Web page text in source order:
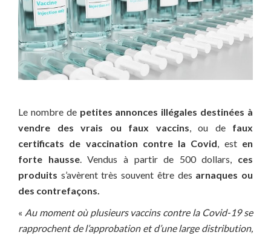
Le nombre de petites annonces illégales destinées à
vendre des vrais ou faux vaccins , ou de faux
certificats de vaccination contre la Covid , est en
forte hausse. Vendus à partir de 500 dollars, ces
produits s’avèrent très souvent être des arnaques ou
des contrefaçons.
« Au moment où plusieurs vaccins contre la Covid-19 se
rapprochent de l’approbation et d’une large distribution,